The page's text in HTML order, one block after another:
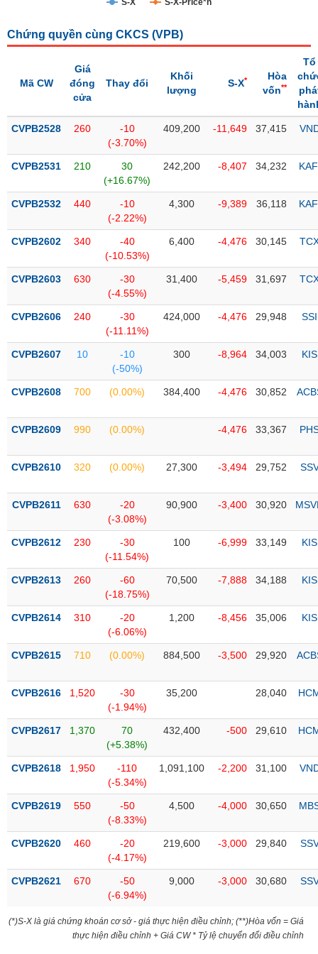
thái
thị
Niêm
Niêm
mới
yết
bổ
Hủy
yết
dõi
biệt
được
ký
Danh
ETF
phiếu
tiết
quan
dịch
chính
tích
thuật
sơ
doanh
Tin
kiện
S-X S-X-Price*n
Chứng quyền cùng CKCS (VPB)
Mã CW
Giá
đóng
cửa
Thay đổi
Khối
lượng
S-X*
Hòa
vốn**
Tổ
CVPB2528 260
-10
(-3.70%)
409,200 -11,649 37,415
CVPB2531 210
30
(+16.67%)
242,200 -8,407 34,232
CVPB2532 440
-10
(-2.22%)
4,300 -9,389 36,118
CVPB2602 340
-40
(-10.53%)
6,400 -4,476 30,145
CVPB2603 630
-30
(-4.55%)
31,400 -5,459 31,697
CVPB2606 240
-30
(-11.11%)
424,000 -4,476 29,948 SSI
CVPB2607 10
-10
(-50%)
300 -8,964 34,003 KIS
CVPB2608 700 (0.00%) 384,400 -4,476 30,852
CVPB2609 990 (0.00%) -4,476 33,367
CVPB2610 320 (0.00%) 27,300 -3,494 29,752
CVPB2611 630
-20
(-3.08%)
90,900 -3,400 30,920
CVPB2612 230
-30
(-11.54%)
100 -6,999 33,149 KIS
CVPB2613 260
-60
(-18.75%)
70,500 -7,888 34,188 KIS
CVPB2614 310
-20
(-6.06%)
1,200 -8,456 35,006 KIS
CVPB2615 710 (0.00%) 884,500 -3,500 29,920
CVPB2616 1,520
-30
(-1.94%)
35,200 28,040
CVPB2617 1,370
70
(+5.38%)
432,400 -500 29,610
CVPB2618 1,950
-110
(-5.34%)
1,091,100 -2,200 31,100
CVPB2619 550
-50
(-8.33%)
4,500 -4,000 30,650
CVPB2620 460
-20
(-4.17%)
219,600 -3,000 29,840
CVPB2621 670
-50
(-6.94%)
9,000 -3,000 30,680
(*)S-X là giá chứng khoán cơ sở - giá thực hiện điều chỉnh; (**)Hòa vốn = Giá
thực hiện điều chỉnh + Giá CW * Tỷ lệ chuyển đổi điều chỉnh
NGÀNH
NGHIỆP
PHIẾU
PHÁI
TRÁI
PHIẾU
CÔNG
CỤ
TƯ
DỮ
LIỆU
MỚI
Ngành
(-)
VS-
SECTOR
VẬT
CÔNG